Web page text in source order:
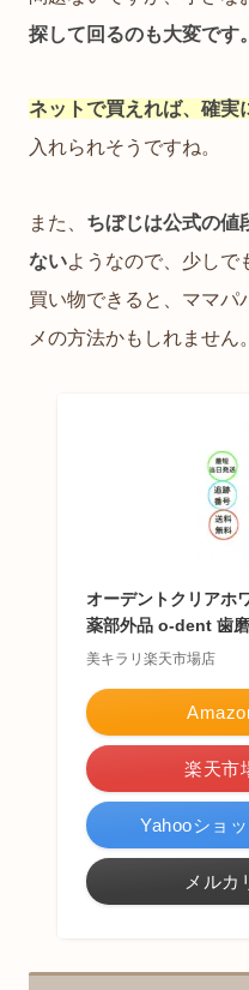
探して回るのも大変です。
ネットで買えれば、確実
入れられそうですね。
また、 ちぼじは公式の値
ないようなので、少しで
買い物できると、ママパ
メの方法かもしれません。
オーデントクリアホ
薬部外品 o-dent 歯
美キラリ楽天市場店
楽天市
Yahooショ
メルカ